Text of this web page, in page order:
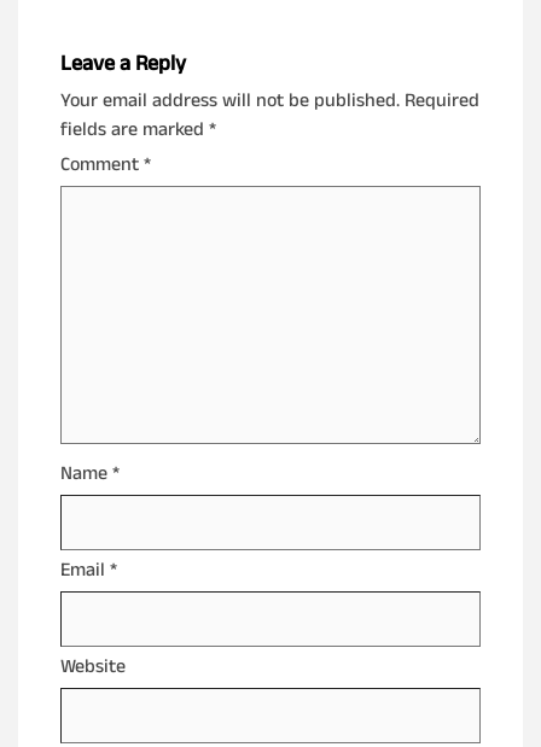
Leave a Reply
Your email address will not be published. Required
fields are marked *
Comment*
Name*
Email *
Website